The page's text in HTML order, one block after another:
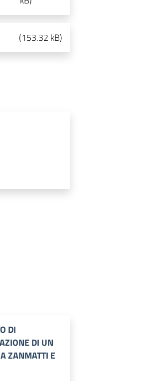
(153.32 kB)
DI
DI UN
ZANMATTI E